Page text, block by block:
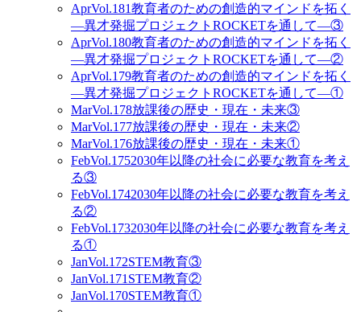
AprVol.181教育者のための創造的マインドを拓く
―異才発掘プロジェクトROCKETを通して―③
AprVol.180教育者のための創造的マインドを拓く
―異才発掘プロジェクトROCKETを通して―②
AprVol.179教育者のための創造的マインドを拓く
―異才発掘プロジェクトROCKETを通して―①
MarVol.178放課後の歴史・現在・未来③
MarVol.177放課後の歴史・現在・未来②
MarVol.176放課後の歴史・現在・未来①
FebVol.1752030年以降の社会に必要な教育を考え
る③
FebVol.1742030年以降の社会に必要な教育を考え
る②
FebVol.1732030年以降の社会に必要な教育を考え
る①
JanVol.172STEM教育③
JanVol.171 STEM教育②
JanVol.170STEM教育①